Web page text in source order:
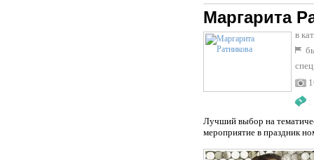
Маргарита
в
:
Лучший выбор на
мероприятие в праздник